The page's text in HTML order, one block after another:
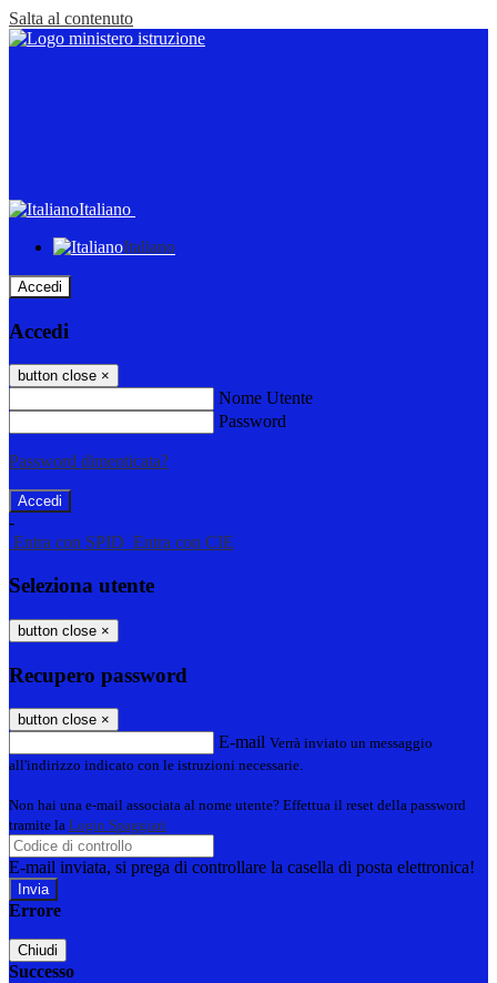
Salta al contenuto
Italiano
Italiano
Accedi
Accedi
button close ×
Nome Utente
Password
Password dimenticata?
-
Entra con SPID Entra con CIE
Seleziona utente
button close ×
Recupero password
button close ×
E-mail Verrà inviato un messaggio
all'indirizzo indicato con le istruzioni necessarie.
Non hai una e-mail associata al nome utente? Effettua il reset della password
tramite la Login Spaggiari
E-mail inviata, si prega di controllare la casella di posta elettronica!
Errore
Chiudi
Successo